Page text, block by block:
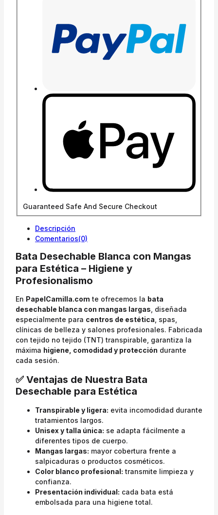
Guaranteed Safe And Secure Checkout
Descripción
Comentarios(0)
Bata Desechable Blanca con Mangas
para Estética – Higiene y
Profesionalismo
En PapelCamilla.com te ofrecemos la bata
desechable blanca con mangas largas , diseñada
especialmente para centros de estética , spas,
clínicas de belleza y salones profesionales. Fabricada
con tejido no tejido (TNT) transpirable, garantiza la
máxima higiene, comodidad y protección durante
cada sesión.
✅ Ventajas de Nuestra Bata
Desechable para Estética
Transpirable y ligera: evita incomodidad durante
tratamientos largos.
Unisex y talla única: se adapta fácilmente a
diferentes tipos de cuerpo.
Mangas largas: mayor cobertura frente a
salpicaduras o productos cosméticos.
Color blanco profesional: transmite limpieza y
confianza.
Presentación individual: cada bata está
embolsada para una higiene total.